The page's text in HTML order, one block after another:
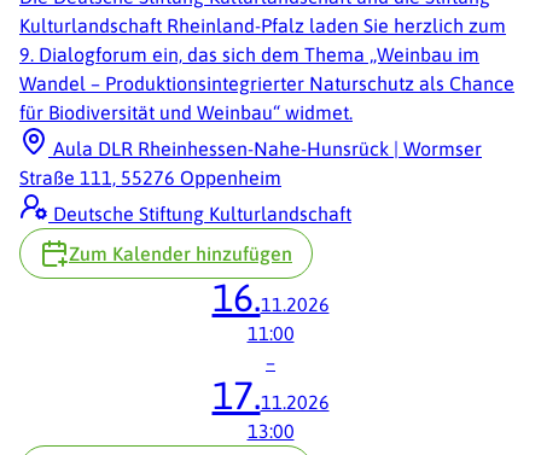
Kulturlandschaft Rheinland-Pfalz laden Sie herzlich zum
9. Dialogforum ein, das sich dem Thema „Weinbau im
Wandel – Produktionsintegrierter Naturschutz als Chance
für Biodiversität und Weinbau“ widmet.
Aula DLR Rheinhessen-Nahe-Hunsrück | Wormser
Straße 111, 55276 Oppenheim
Deutsche Stiftung Kulturlandschaft
Zum Kalender hinzufügen
16.11.2026
11:00
–
17.11.2026
13:00